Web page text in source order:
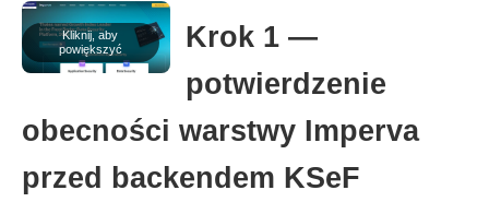
Informacje-Lokalne.PL
Kliknij, aby
powiększyć
Krok 1 —
potwierdzenie
obecności warstwy Imperva
przed backendem KSeF